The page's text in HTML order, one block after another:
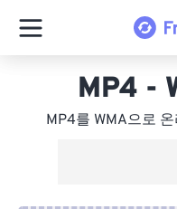
MP4 -
MP4를 WMA으로